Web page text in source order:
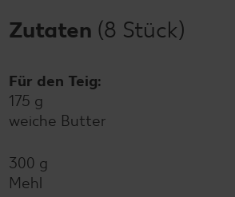
Zutaten (8 Stück)
Für den Teig:
175 g
weiche Butter
300 g
Mehl